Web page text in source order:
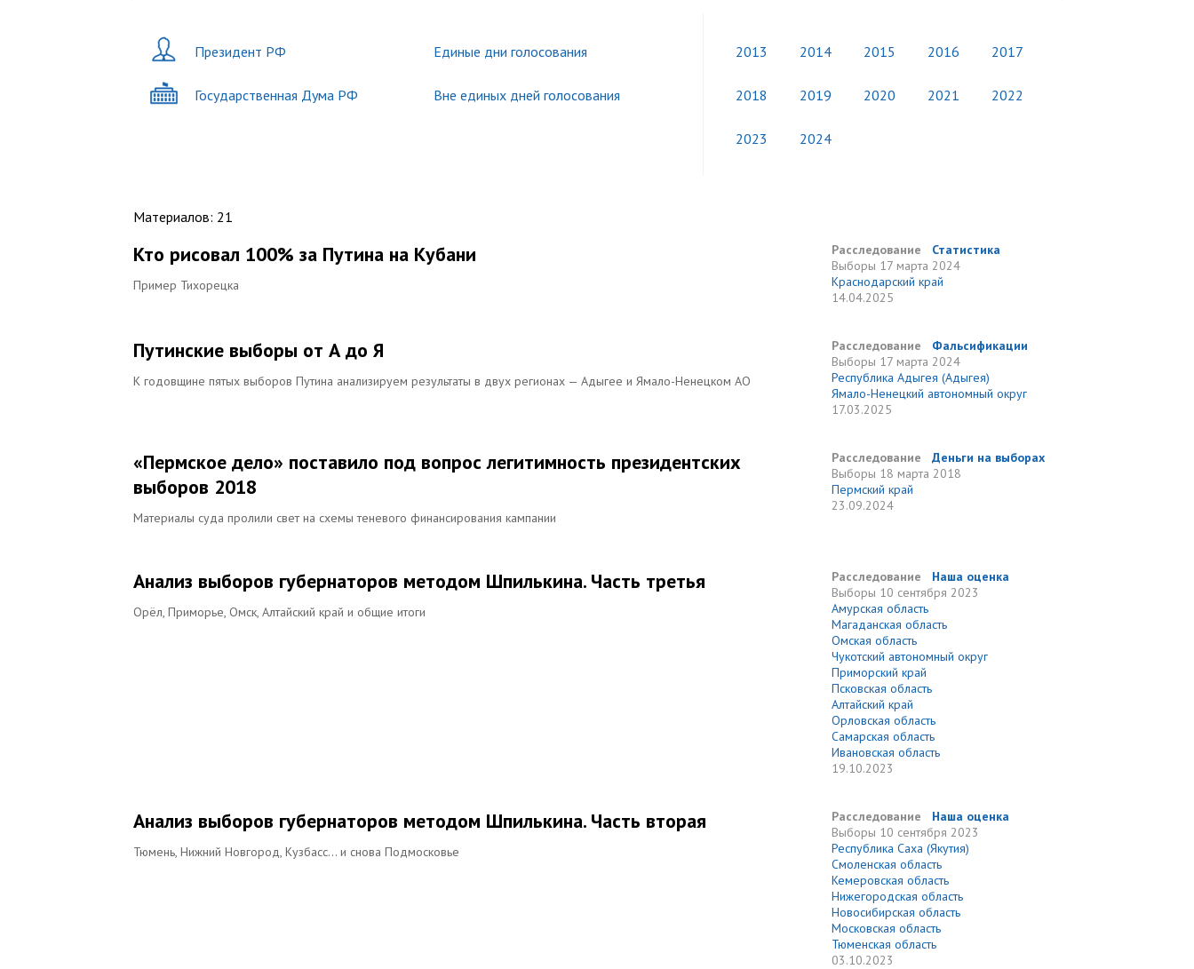
Президент РФ
Государственная Дума РФ
Единые дни голосования
Вне единых дней голосования
2013 2014 2015 2016 2017
2018 2019 2020 2021 2022
2023 2024
Материалов: 21
Кто рисовал 100% за Путина на Кубани
Пример Тихорецка
Расследование
Статистика
Выборы 17 марта 2024
Краснодарский край
14.04.2025
Путинские выборы от А до Я
К годовщине пятых выборов Путина анализируем результаты в двух регионах — Адыгее и Ямало-Ненецком АО
Расследование
Фальсификации
Выборы 17 марта 2024
Республика Адыгея (Адыгея)
Ямало-Ненецкий автономный округ
17.03.2025
«Пермское дело» поставило под вопрос легитимность президентских
выборов 2018
Материалы суда пролили свет на схемы теневого финансирования кампании
Расследование
Деньги на выборах
Выборы 18 марта 2018
Пермский край
23.09.2024
Анализ выборов губернаторов методом Шпилькина. Часть третья
Орёл, Приморье, Омск, Алтайский край и общие итоги
Расследование
Наша оценка
Выборы 10 сентября 2023
Амурская область
Магаданская область
Омская область
Чукотский автономный округ
Приморский край
Псковская область
Алтайский край
Орловская область
Самарская область
Ивановская область
19.10.2023
Анализ выборов губернаторов методом Шпилькина. Часть вторая
Тюмень, Нижний Новгород, Кузбасс… и снова Подмосковье
Расследование
Наша оценка
Выборы 10 сентября 2023
Республика Саха (Якутия)
Смоленская область
Кемеровская область
Нижегородская область
Новосибирская область
Московская область
Тюменская область
03.10.2023